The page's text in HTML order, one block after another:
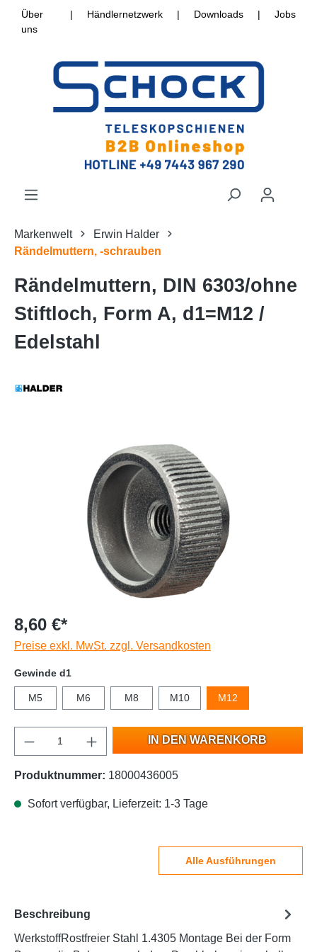
Über
uns
| Händlernetzwerk | Downloads | Jobs
Markenwelt
Erwin Halder
Rändelmuttern, -schrauben
Rändelmuttern, DIN 6303/ohne
Stiftloch, Form A, d1=M12 /
Edelstahl
8,60 €*
Preise exkl. MwSt. zzgl. Versandkosten
Gewinde d1
M5 M6 M8 M10 M12
IN DEN WARENKORB
Produktnummer: 18000436005
Sofort verfügbar, Lieferzeit: 1-3 Tage
Alle Ausführungen
Beschreibung
WerkstoffRostfreier Stahl 1.4305 Montage Bei der Form